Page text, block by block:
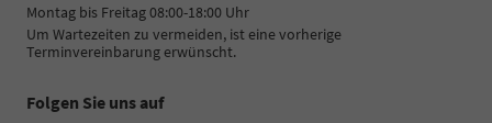
Montag bis Freitag 08:00-18:00 Uhr
Um Wartezeiten zu vermeiden, ist eine vorherige
Terminvereinbarung erwünscht.
Folgen Sie uns auf